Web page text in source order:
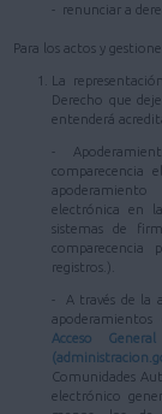
- renunciar a
Para los actos y
La
Derecho que
entenderá
-
comparecencia
electrónica en
sistemas de
registros.).
- A través de la
Acceso
Comunidades
electrónico